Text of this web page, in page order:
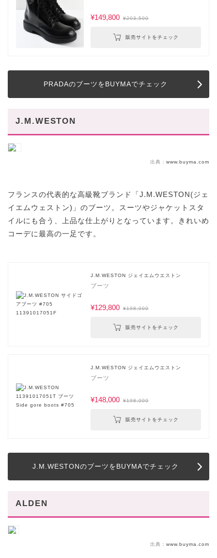
¥149,800 ¥203,500
販売サイトをチェック
PRADAのブーツをBUYMAでチェック
J.M.WESTON
出典： www.buyma.com
フランスの代表的な高級靴ブランド「J.M.WESTON(ジェ
イエムウェストン)」のブーツ。スーツやジャケットスタ
イルにも合う、上品な仕上がりとなっています。きれいめ
コーデに最高の一足です。
J.M.WESTON ジェイエムウエストン
ブーツ
¥129,800 ¥198,000
販売サイトをチェック
J.M.WESTON ジェイエムウエストン
ブーツ
¥148,000 ¥198,000
販売サイトをチェック
J.M.WESTONのブーツをBUYMAでチェック
ALDEN
出典： www.buyma.com